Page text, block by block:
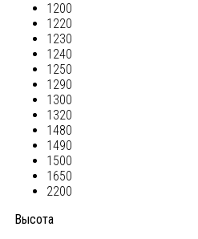
1200
1220
1230
1240
1250
1290
1300
1320
1480
1490
1500
1650
2200
Высота